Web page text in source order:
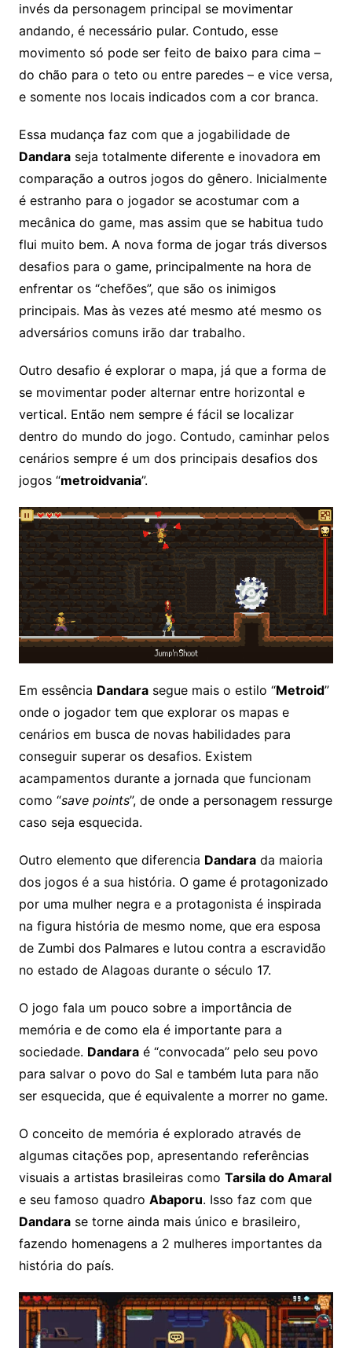
invés da personagem principal se movimentar
andando, é necessário pular. Contudo, esse
movimento só pode ser feito de baixo para cima –
do chão para o teto ou entre paredes – e vice versa,
e somente nos locais indicados com a cor branca.
Essa mudança faz com que a jogabilidade de
Dandaraseja totalmente diferente e inovadora em
comparação a outros jogos do gênero. Inicialmente
é estranho para o jogador se acostumar com a
mecânica do game, mas assim que se habitua tudo
flui muito bem. A nova forma de jogar trás diversos
desafios para o game, principalmente na hora de
enfrentar os “chefões”, que são os inimigos
principais. Mas às vezes até mesmo até mesmo os
adversários comuns irão dar trabalho.
Outro desafio é explorar o mapa, já que a forma de
se movimentar poder alternar entre horizontal e
vertical. Então nem sempre é fácil se localizar
dentro do mundo do jogo. Contudo, caminhar pelos
cenários sempre é um dos principais desafios dos
jogos “metroidvania”.
Em essência Dandarasegue mais o estilo “Metroid”
onde o jogador tem que explorar os mapas e
cenários em busca de novas habilidades para
conseguir superar os desafios. Existem
acampamentos durante a jornada que funcionam
como “save points”, de onde a personagem ressurge
caso seja esquecida.
Outro elemento que diferencia Dandarada maioria
dos jogos é a sua história. O game é protagonizado
por uma mulher negra e a protagonista é inspirada
na figura história de mesmo nome, que era esposa
de Zumbi dos Palmares e lutou contra a escravidão
no estado de Alagoas durante o século 17.
O jogo fala um pouco sobre a importância de
memória e de como ela é importante para a
sociedade. Dandaraé “convocada” pelo seu povo
para salvar o povo do Sal e também luta para não
ser esquecida, que é equivalente a morrer no game.
O conceito de memória é explorado através de
algumas citações pop, apresentando referências
visuais a artistas brasileiras como Tarsila do Amaral
e seu famoso quadro Abaporu. Isso faz com que
Dandarase torne ainda mais único e brasileiro,
fazendo homenagens a 2 mulheres importantes da
história do país.